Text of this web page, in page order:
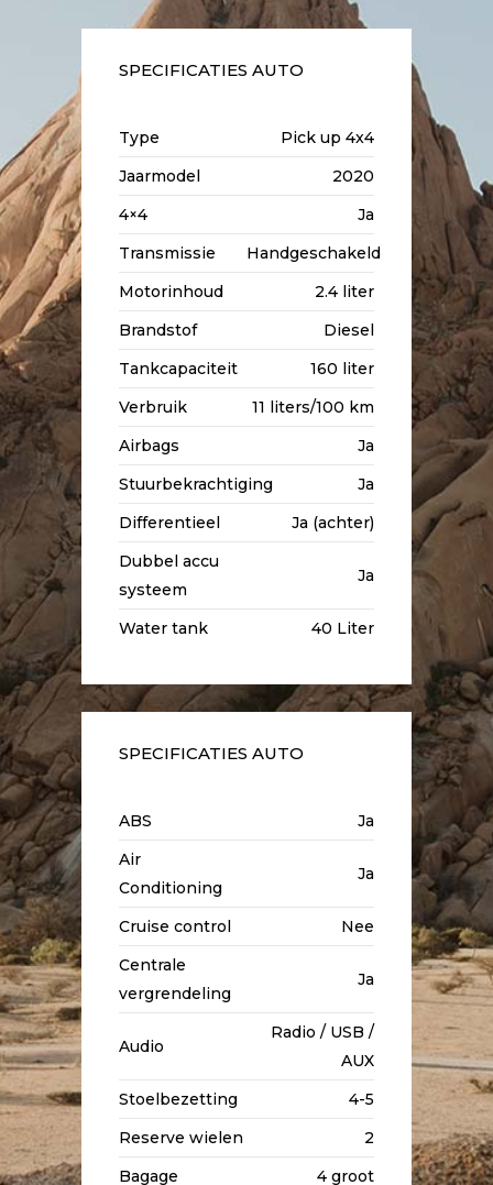
SPECIFICATIES AUTO
Type
Pick up 4x4
Jaarmodel
2020
4×4
Ja
Transmissie
Handgeschakeld
Motorinhoud
2.4 liter
Brandstof
Diesel
Tankcapaciteit
160 liter
Verbruik
11 liters/100 km
Airbags
Ja
Stuurbekrachtiging
Ja
Differentieel
Ja (achter)
Dubbel accu
systeem
Ja
Water tank 40 Liter
SPECIFICATIES AUTO
ABS
Ja
Air
Conditioning
Ja
Cruise control
Nee
Centrale
vergrendeling
Ja
Audio
Radio / USB /
AUX
Stoelbezetting
4-5
Reserve wielen
2
Bagage
4 groot